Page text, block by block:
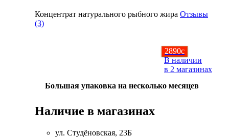
2890c
В наличии
в 2 магазинах
Концентрат натурального рыбного жира Отзывы
(3)
Большая упаковка на несколько месяцев
Наличие в магазинах
ул. Студёновская, 23Б